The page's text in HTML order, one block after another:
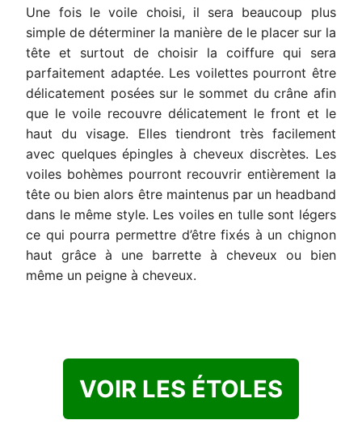
Une fois le voile choisi, il sera beaucoup plus
simple de déterminer la manière de le placer sur la
tête et surtout de choisir la coiffure qui sera
parfaitement adaptée. Les voilettes pourront être
délicatement posées sur le sommet du crâne afin
que le voile recouvre délicatement le front et le
haut du visage. Elles tiendront très facilement
avec quelques épingles à cheveux discrètes. Les
voiles bohèmes pourront recouvrir entièrement la
tête ou bien alors être maintenus par un headband
dans le même style. Les voiles en tulle sont légers
ce qui pourra permettre d’être fixés à un chignon
haut grâce à une barrette à cheveux ou bien
même un peigne à cheveux.
VOIR LES ÉTOLES